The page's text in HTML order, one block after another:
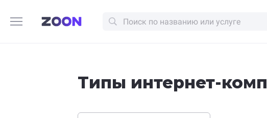
Типы интернет-